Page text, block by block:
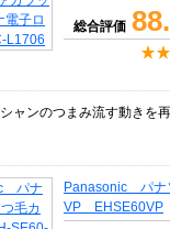
総合評価
ャンのつまみ流す動きを
Panasonic パ
VP EHSE60VP